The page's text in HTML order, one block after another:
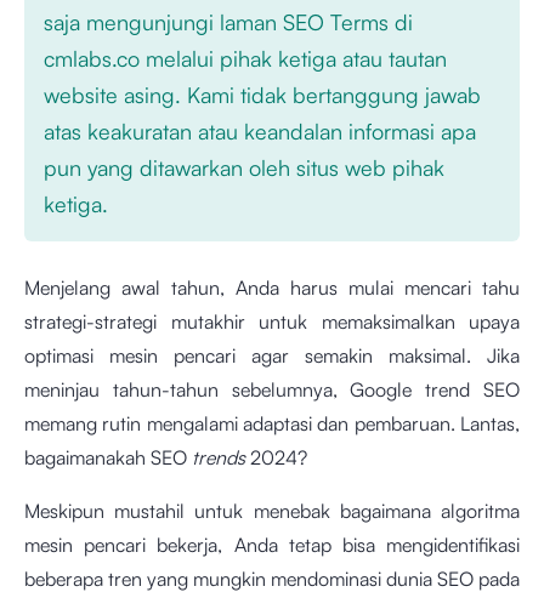
saja mengunjungi laman SEO Terms di
cmlabs.co melalui pihak ketiga atau tautan
website asing. Kami tidak bertanggung jawab
atas keakuratan atau keandalan informasi apa
pun yang ditawarkan oleh situs web pihak
ketiga.
Menjelang awal tahun, Anda harus mulai mencari tahu
strategi-strategi mutakhir untuk memaksimalkan upaya
optimasi mesin pencari agar semakin maksimal. Jika
meninjau tahun-tahun sebelumnya, Google trend SEO
memang rutin mengalami adaptasi dan pembaruan. Lantas,
bagaimanakah SEO trends 2024?
Meskipun mustahil untuk menebak bagaimana algoritma
mesin pencari bekerja, Anda tetap bisa mengidentifikasi
beberapa tren yang mungkin mendominasi dunia SEO pada